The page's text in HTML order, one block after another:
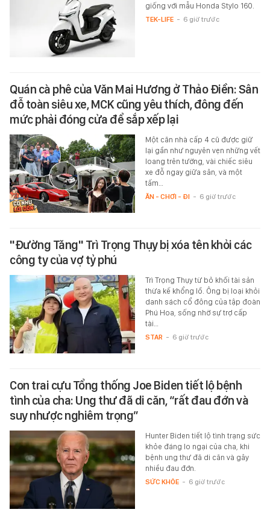
giống với mẫu Honda Stylo 160.
TEK-LIFE - 6 giờ trước
Quán cà phê của Văn Mai Hương ở Thảo Điền: Sân
đỗ toàn siêu xe, MCK cũng yêu thích, đông đến
mức phải đóng cửa để sắp xếp lại
Một căn nhà cấp 4 cũ được giữ
lại gần như nguyên vẹn những vết
loang trên tường, vài chiếc siêu
xe đỗ ngay giữa sân, và một
tấm…
ĂN - CHƠI - ĐI - 6 giờ trước
"Đường Tăng" Trì Trọng Thụy bị xóa tên khỏi các
công ty của vợ tỷ phú
Trì Trọng Thụy từ bỏ khối tài sản
thừa kế khổng lồ. Ông bị loại khỏi
danh sách cổ đông của tập đoàn
Phú Hoa, sống nhờ sự trợ cấp
tài…
STAR - 6 giờ trước
Con trai cựu Tổng thống Joe Biden tiết lộ bệnh
tình của cha: Ung thư đã di căn, “rất đau đớn và
suy nhược nghiêm trọng”
Hunter Biden tiết lộ tình trạng sức
khỏe đáng lo ngại của cha, khi
bệnh ung thư đã di căn và gây
nhiều đau đớn.
SỨC KHỎE - 6 giờ trước